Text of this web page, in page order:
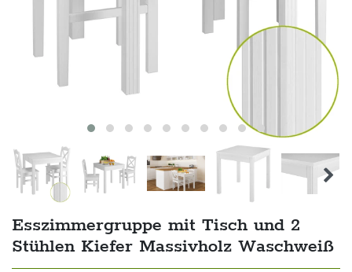
Esszimmergruppe mit Tisch und 2
Stühlen Kiefer Massivholz Waschweiß